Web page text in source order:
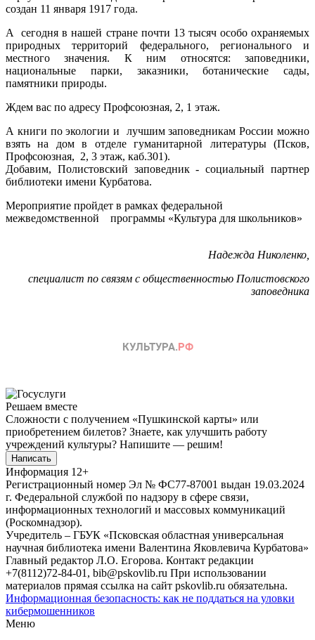
создан 11 января 1917 года.
А сегодня в нашей стране почти 13 тысяч особо охраняемых
природных территорий федерального, регионального и
местного значения. К ним относятся: заповедники,
национальные парки, заказники, ботанические сады,
памятники природы.
Ждем вас по адресу Профсоюзная, 2, 1 этаж.
А книги по экологии и лучшим заповедникам России можно
взять на дом в отделе гуманитарной литературы (Псков,
Профсоюзная, 2, 3 этаж, каб.301).
Добавим, Полистовский заповедник - социальный партнер
библиотеки имени Курбатова.
Мероприятие пройдет в рамках федеральной
межведомственной программы «Культура для школьников»
Надежда Николенко,
специалист по связям с общественностью Полистовского
заповедника
Решаем вместе
Сложности с получением «Пушкинской карты» или
приобретением билетов? Знаете, как улучшить работу
учреждений культуры? Напишите — решим!
Написать
Информация 12+
Регистрационный номер Эл № ФС77-87001 выдан 19.03.2024
г. Федеральной службой по надзору в сфере связи,
информационных технологий и массовых коммуникаций
(Роскомнадзор).
Учредитель – ГБУК «Псковская областная универсальная
научная библиотека имени Валентина Яковлевича Курбатова»
Главный редактор Л.О. Егорова. Контакт редакции
+7(8112)72-84-01, bib@pskovlib.ru При использовании
материалов прямая ссылка на сайт pskovlib.ru обязательна.
Информационная безопасность: как не поддаться на уловки
кибермошенников
Меню